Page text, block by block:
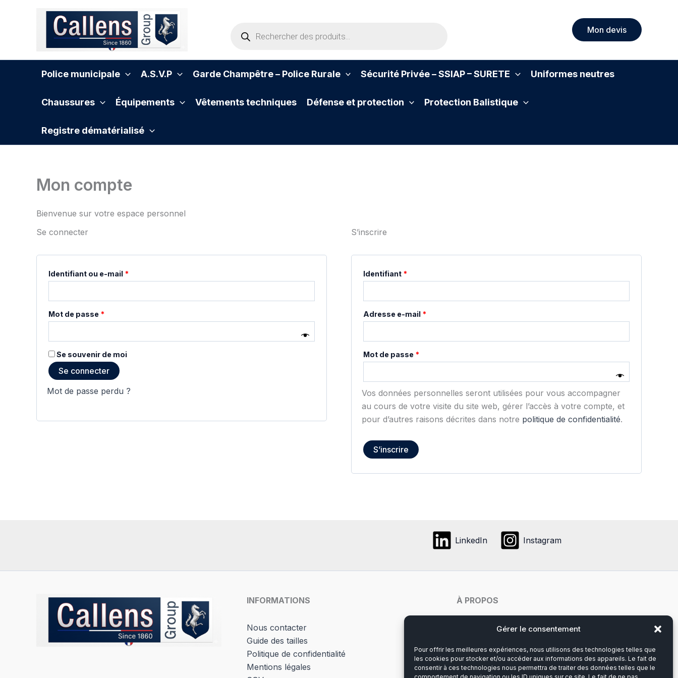
Gérer le consentement
Pour offrir les meilleures expériences, nous utilisons des technologies telles que
les cookies pour stocker et/ou accéder aux informations des appareils. Le fait de
consentir à ces technologies nous permettra de traiter des données telles que le
Mon devis
Police municipale A.S.V.P Garde Champêtre – Police Rurale Sécurité Privée – SSIAP – SURETE Uniformes neutres
Chaussures Équipements Vêtements techniques Défense et protection Protection Balistique
Registre dématérialisé
Mon compte
Bienvenue sur votre espace personnel
Se connecter
Identifiant ou e-mail *
Mot de passe *
Se souvenir de moi
Se connecter
Mot de passe perdu ?
S’inscrire
Identifiant *
Adresse e-mail *
Mot de passe *
Vos données personnelles seront utilisées pour vous accompagner
au cours de votre visite du site web, gérer l’accès à votre compte, et
pour d’autres raisons décrites dans notre politique de confidentialité.
S’inscrire
LinkedIn Instagram
INFORMATIONS
Nous contacter
Guide des tailles
Politique de confidentialité
Mentions légales
À PROPOS
Notre histoire
Du lundi au vendredi
8h00-12h30 et 13h30-17h00